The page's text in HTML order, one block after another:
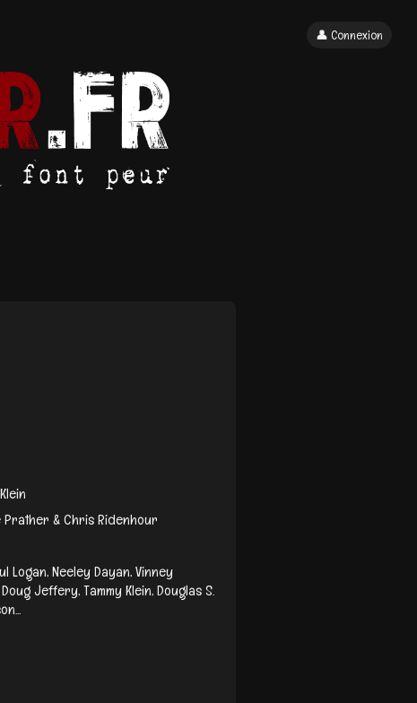
👤 Connexion
Prather & Chris Ridenhour
Logan, Neeley Dayan, Vinney
Jeffery, Tammy Klein, Douglas S.